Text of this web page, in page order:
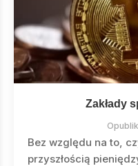
Zakłady
Bez względu na to,
przyszłością